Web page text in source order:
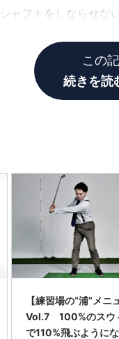
ャフトをしならせな
この
続きを読
【練習場の“浦”メニ
Vol.7 100%のスウ
で110%飛ぶように